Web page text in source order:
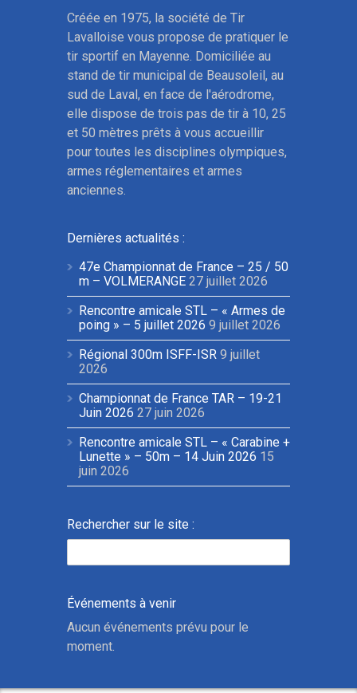
Créée en 1975, la société de Tir
Lavalloise vous propose de pratiquer le
tir sportif en Mayenne. Domiciliée au
stand de tir municipal de Beausoleil, au
sud de Laval, en face de l'aérodrome,
elle dispose de trois pas de tir à 10, 25
et 50 mètres prêts à vous accueillir
pour toutes les disciplines olympiques,
armes réglementaires et armes
anciennes.
Dernières actualités :
47e Championnat de France – 25 / 50
m – VOLMERANGE 27 juillet 2026
Rencontre amicale STL – « Armes de
poing » – 5 juillet 2026 9 juillet 2026
Régional 300m ISFF-ISR 9 juillet
2026
Championnat de France TAR – 19-21
Juin 2026 27 juin 2026
Rencontre amicale STL – « Carabine +
Lunette » – 50m – 14 Juin 2026 15
juin 2026
Rechercher sur le site :
Événements à venir
Aucun événements prévu pour le
moment.